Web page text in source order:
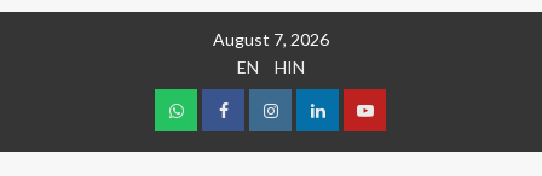
August 7, 2026
EN
HIN